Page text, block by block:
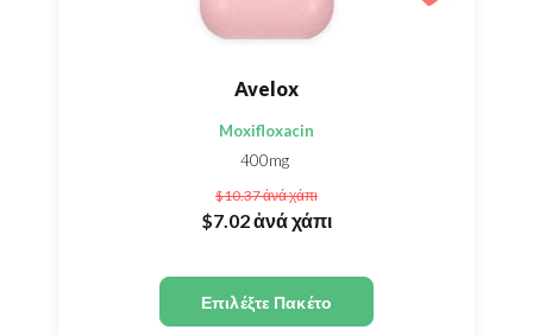
Avelox
Moxifloxacin
400mg
$10.37ἀνά χάπι
$7.02ἀνά χάπι
Επιλέξτε Πακέτο